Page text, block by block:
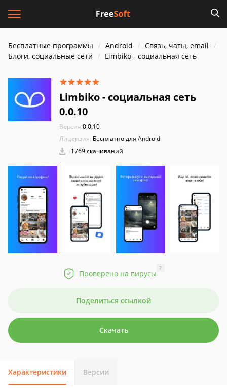
Бесплатные программы Android
Связь, чаты, email
Блоги, социальные сети
Limbiko - социальная сеть
Limbiko - социальная сеть
0.0.10
Версия:0.0.10
Лицензия: Бесплатно для Android
1769 скачиваний
Проверено на вирусы
?
Поделиться ссылкой
Скачать
Характеристики Версии